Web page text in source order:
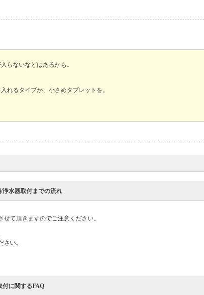
らないなどはあるかも。
れるタイプか、小さめタブレットを。
浄水器取付までの流れ
て頂きますのでご注意ください。
い。
付に関するFAQ